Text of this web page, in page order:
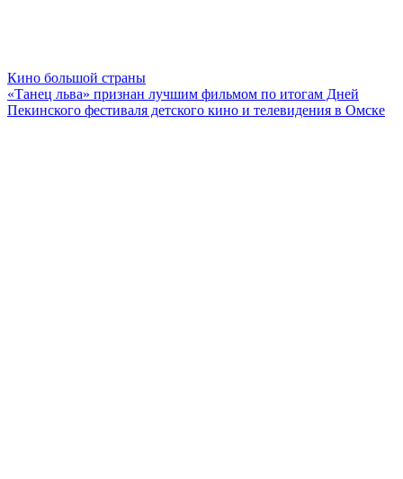
Кино большой страны
«Танец льва» признан лучшим фильмом по итогам Дней
Пекинского фестиваля детского кино и телевидения в Омске